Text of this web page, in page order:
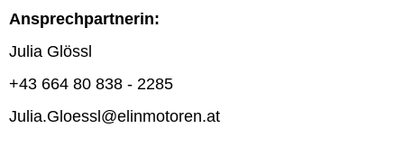
Ansprechpartnerin:
Julia Glössl
+43 664 80 838 - 2285
Julia.Gloessl@elinmotoren.at